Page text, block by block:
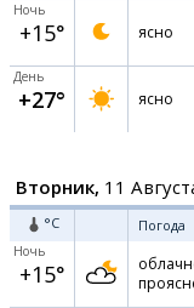
Ночь
+15° ясно
День
+27° ясно
Вторник, 11
°C Погода
Ночь
+15°